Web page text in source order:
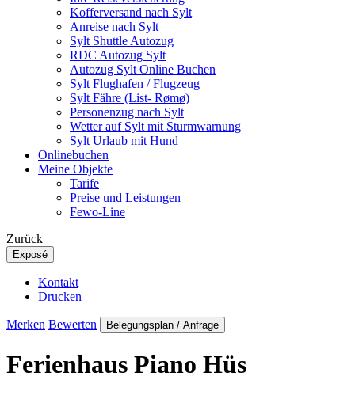
Kofferversand nach Sylt
Anreise nach Sylt
Sylt Shuttle Autozug
RDC Autozug Sylt
Autozug Sylt Online Buchen
Sylt Flughafen / Flugzeug
Sylt Fähre (List- Rømø)
Personenzug nach Sylt
Wetter auf Sylt mit Sturmwarnung
Sylt Urlaub mit Hund
Onlinebuchen
Meine Objekte
Tarife
Preise und Leistungen
Fewo-Line
Zurück
Exposé
Kontakt
Drucken
Merken Bewerten Belegungsplan / Anfrage
Ferienhaus Piano Hüs